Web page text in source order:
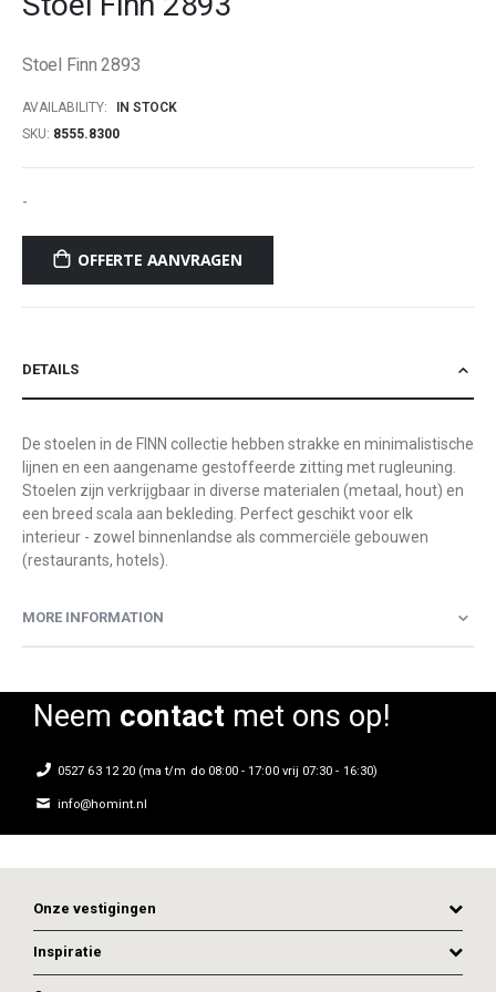
the
gallery
Stoel Finn 2893
AVAILABILITY:
IN STOCK
SKU 8555.8300
-
OFFERTE AANVRAGEN
DETAILS
De stoelen in de FINN collectie hebben strakke en minimalistische
lijnen en een aangename gestoffeerde zitting met rugleuning.
Stoelen zijn verkrijgbaar in diverse materialen (metaal, hout) en
een breed scala aan bekleding. Perfect geschikt voor elk
interieur - zowel binnenlandse als commerciële gebouwen
(restaurants, hotels).
MORE INFORMATION
Neem contactmet ons op!
0527 63 12 20 (ma t/m do 08:00 - 17:00 vrij 07:30 - 16:30)
info@homint.nl
Onze vestigingen
Inspiratie